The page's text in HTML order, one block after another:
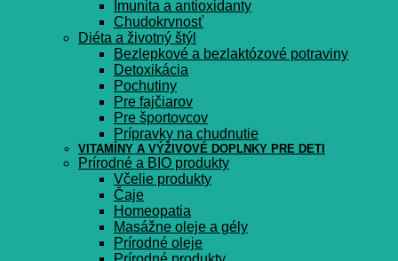
Imunita a antioxidanty
Chudokrvnosť
Diéta a životný štýl
Bezlepkové a bezlaktózové potraviny
Detoxikácia
Pochutiny
Pre fajčiarov
Pre športovcov
Prípravky na chudnutie
VITAMÍNY A VÝŽIVOVÉ DOPLNKY PRE DETI
Prírodné a BIO produkty
Včelie produkty
Čaje
Homeopatia
Masážne oleje a gély
Prírodné oleje